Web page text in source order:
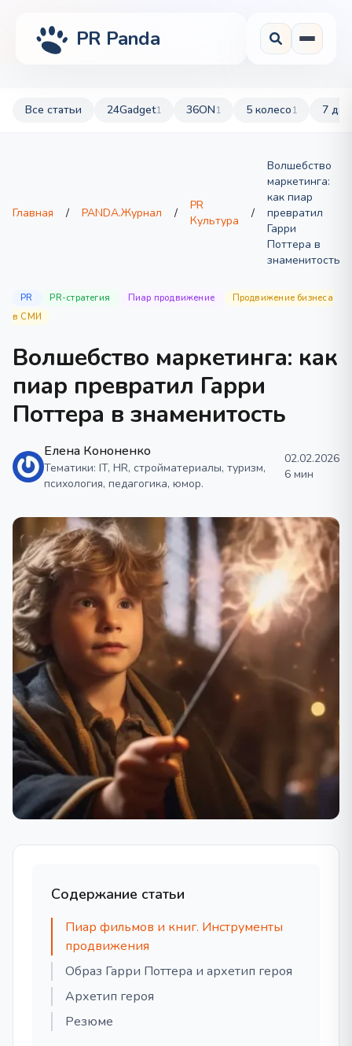
PR Panda
Все статьи 24Gadget1 36ON1 5 колесо1 7 дач
Главная / PANDA.Журнал /
PR
Культура
/
Волшебство
маркетинга:
как пиар
превратил
Гарри
Поттера в
знаменитость
PR PR-стратегия Пиар продвижение
Продвижение бизнеса
в СМИ
Волшебство маркетинга: как
пиар превратил Гарри
Поттера в знаменитость
Елена Кононенко
Тематики: IT, HR, стройматериалы, туризм,
психология, педагогика, юмор.
02.02.2026
6 мин
Содержание статьи
Пиар фильмов и книг. Инструменты
продвижения
Образ Гарри Поттера и архетип героя
Архетип героя
Резюме